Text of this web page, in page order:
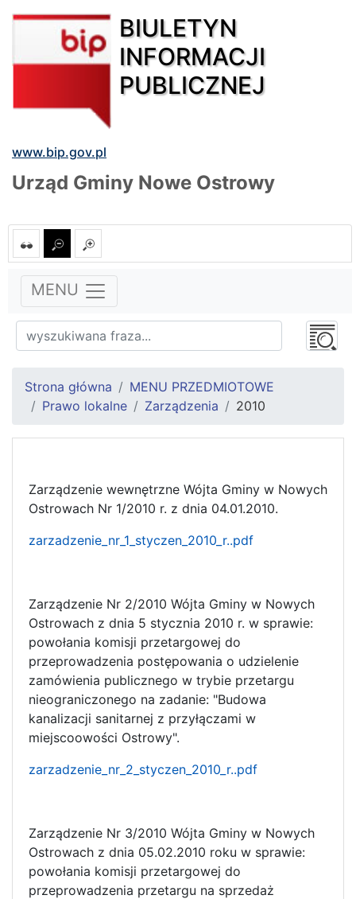
BIULETYN
INFORMACJI
PUBLICZNEJ
www.bip.gov.pl
Urząd Gminy Nowe Ostrowy
MENU
Strona główna
MENU PRZEDMIOTOWE
Prawo lokalne
Zarządzenia 2010
Zarządzenie wewnętrzne Wójta Gminy w Nowych
Ostrowach Nr 1/2010 r. z dnia 04.01.2010.
zarzadzenie_nr_1_styczen_2010_r..pdf
Zarządzenie Nr 2/2010 Wójta Gminy w Nowych
Ostrowach z dnia 5 stycznia 2010 r. w sprawie:
powołania komisji przetargowej do
przeprowadzenia postępowania o udzielenie
zamówienia publicznego w trybie przetargu
nieograniczonego na zadanie: "Budowa
kanalizacji sanitarnej z przyłączami w
miejscoowości Ostrowy".
zarzadzenie_nr_2_styczen_2010_r..pdf
Zarządzenie Nr 3/2010 Wójta Gminy w Nowych
Ostrowach z dnia 05.02.2010 roku w sprawie:
powołania komisji przetargowej do
przeprowadzenia przetargu na sprzedaż